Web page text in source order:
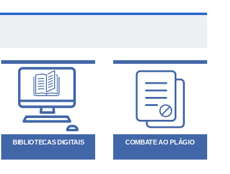
BIBLIOTECAS DIGITAIS COMBATE AO PLÁGIO